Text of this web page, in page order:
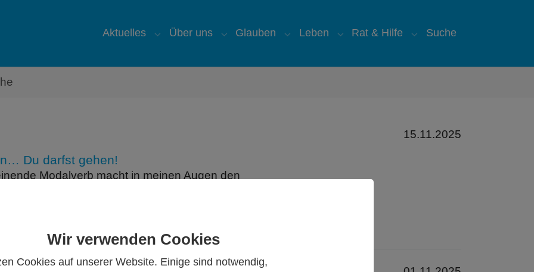
Wir verwenden Cookies
Cookies auf unserer Website. Einige sind notwendig,
Aktuelles
Submenu for "Aktuelles"
Über uns
Submenu for "Über uns"
Glauben
Submenu for "Glauben"
Leben
Submenu for "Leben"
Rat & Hilfe
Submenu for "Rat &
Suche
15.11.2025
Du darfst gehen!
Modalverb macht in meinen Augen den
eine der schwierigsten…